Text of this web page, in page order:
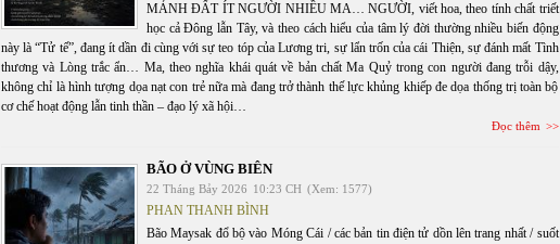
MẢNH ĐẤT ÍT NGƯỜI NHIỀU MA… NGƯỜI, viết hoa, theo tính chất triết
học cả Đông lẫn Tây, và theo cách hiểu của tâm lý đời thường nhiều biến động
này là “Tử tế”, đang ít dần đi cùng với sự teo tóp của Lương tri, sự lẩn trốn của cái Thiện, sự đánh mất Tình
thương và Lòng trắc ẩn… Ma, theo nghĩa khái quát về bản chất Ma Quỷ trong con người đang trỗi dậy,
không chỉ là hình tượng dọa nạt con trẻ nữa mà đang trở thành thế lực khủng khiếp đe dọa thống trị toàn bộ
cơ chế hoạt động lẫn tinh thần – đạo lý xã hội…
Đọc thêm
BÃO Ở VÙNG BIÊN
22 Tháng Bảy 2026 10:23 CH (Xem: 1577)
PHAN THANH BÌNH
Bão Maysak đổ bộ vào Móng Cái / các bản tin điện tử dồn lên trang nhất / suốt